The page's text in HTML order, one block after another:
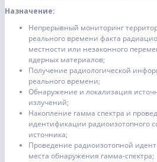
Назначение:
Непрерывный мониторинг
реального времени факта
местности или незаконного
ядерных материалов;
Получение радиологической
реального времени;
Обнаружение и локализация
излучений;
Накопление гамма спектра и
идентификации радиоизотопного
источника;
Проведение радиоизотопной
места обнаружения гамма-спектра;